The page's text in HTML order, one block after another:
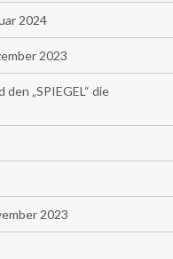
2024
2023
„SPIEGEL“ die
2023